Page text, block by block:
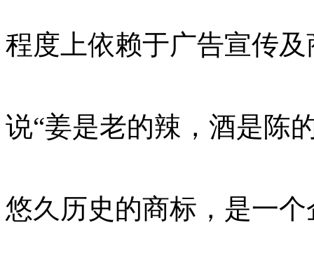
程度上依赖于广告宣传
说“姜是老的辣，酒是陈
悠久历史的商标，是一